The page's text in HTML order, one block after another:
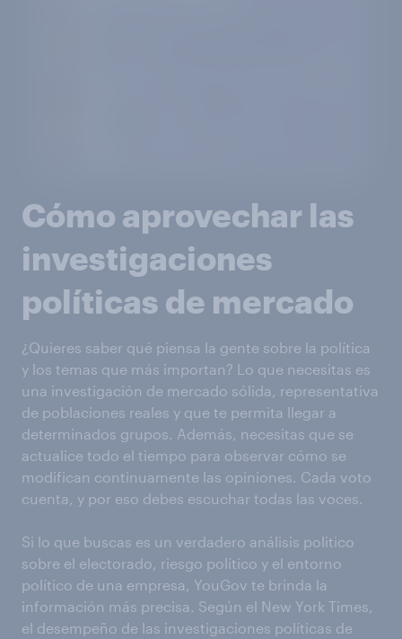
Cómo aprovechar las
investigaciones
políticas de mercado
¿Quieres saber qué piensa la gente sobre la política
y los temas que más importan? Lo que necesitas es
una investigación de mercado sólida, representativa
de poblaciones reales y que te permita llegar a
determinados grupos. Además, necesitas que se
actualice todo el tiempo para observar cómo se
modifican continuamente las opiniones. Cada voto
cuenta, y por eso debes escuchar todas las voces.
Si lo que buscas es un verdadero análisis politico
sobre el electorado, riesgo político y el entorno
político de una empresa, YouGov te brinda la
información más precisa. Según el New York Times,
el desempeño de las investigaciones políticas de